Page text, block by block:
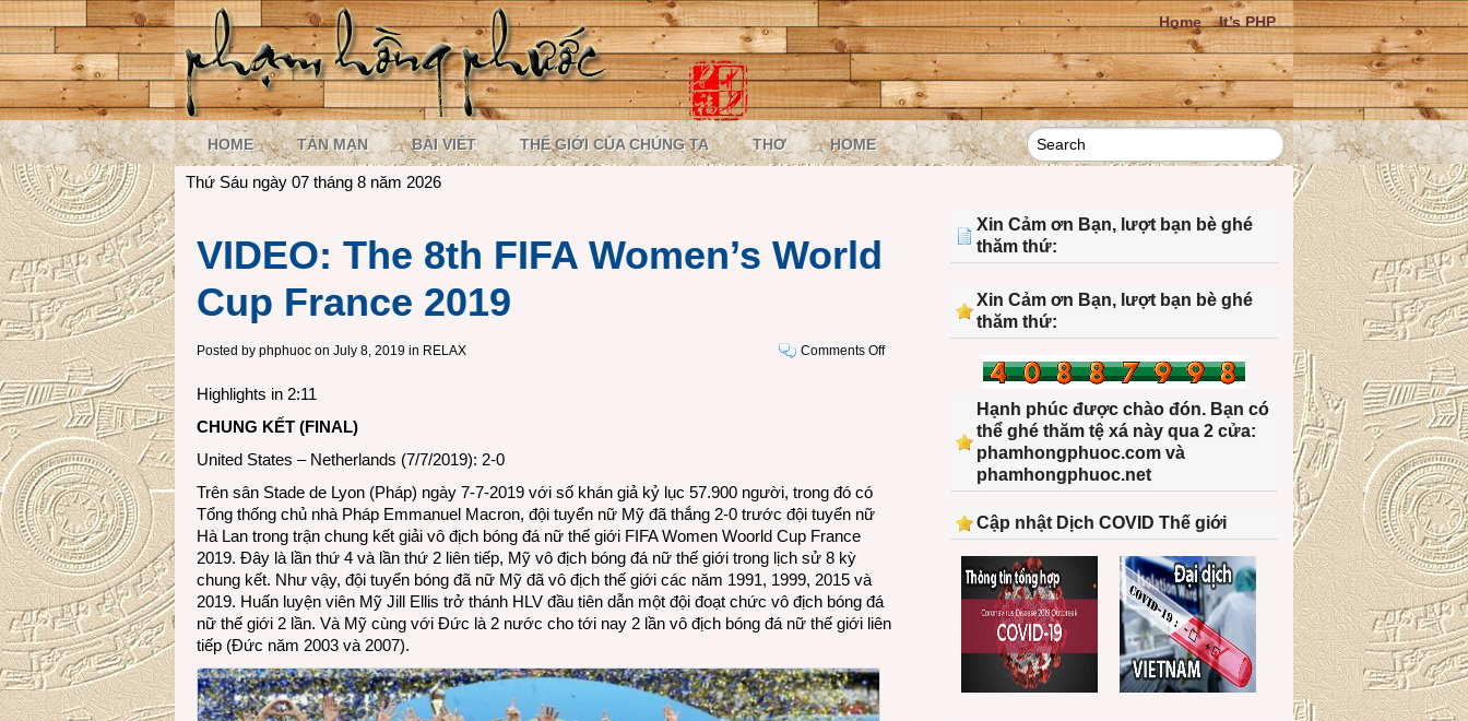
Home It’s PHP
HOME TẢN MẠN BÀI VIẾT THẾ GIỚI CỦA CHÚNG TA THƠ HOME
Thứ Sáu ngày 07 tháng 8 năm 2026
VIDEO: The 8th FIFA Women’s World
Cup France 2019
Posted by phphuoc on July 8, 2019 in RELAX Comments Offon
Highlights in 2:11
CHUNG KẾT (FINAL)
United States – Netherlands (7/7/2019): 2-0
Trên sân Stade de Lyon (Pháp) ngày 7-7-2019 với số khán giả kỷ lục 57.900 người, trong đó có
Tổng thống chủ nhà Pháp Emmanuel Macron, đội tuyển nữ Mỹ đã thắng 2-0 trước đội tuyển nữ
Hà Lan trong trận chung kết giải vô địch bóng đá nữ thế giới FIFA Women Woorld Cup France
2019. Đây là lần thứ 4 và lần thứ 2 liên tiếp, Mỹ vô địch bóng đá nữ thế giới trong lịch sử 8 kỳ
chung kết. Như vậy, đội tuyển bóng đã nữ Mỹ đã vô địch thế giới các năm 1991, 1999, 2015 và
2019. Huấn luyện viên Mỹ Jill Ellis trở thánh HLV đầu tiên dẫn một đội đoạt chức vô địch bóng đá
nữ thế giới 2 lần. Và Mỹ cùng với Đức là 2 nước cho tới nay 2 lần vô địch bóng đá nữ thế giới liên
tiếp (Đức năm 2003 và 2007).
Xin Cảm ơn Bạn, lượt bạn bè ghé
thăm thứ:
Xin Cảm ơn Bạn, lượt bạn bè ghé
thăm thứ:
Hạnh phúc được chào đón. Bạn có
thể ghé thăm tệ xá này qua 2 cửa:
phamhongphuoc.com và
phamhongphuoc.net
Cập nhật Dịch COVID Thế giới